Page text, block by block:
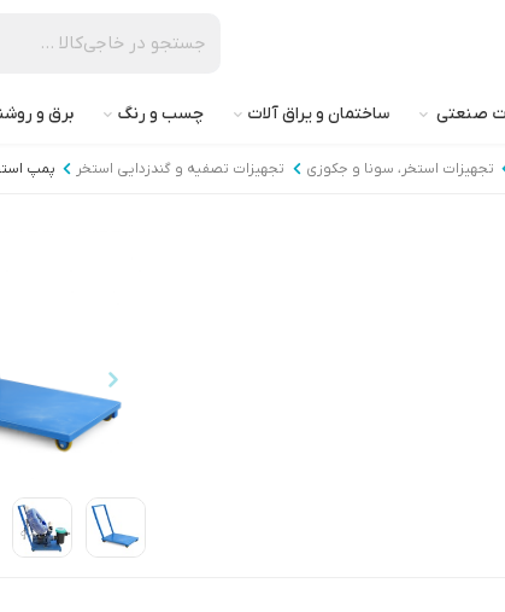
صنعتی ساختمان و یراق آلات چسب و رنگ برق و
تجهیزات استخر، سونا و جکوزی تجهیزات تصفیه و گندزدایی استخر پمپ